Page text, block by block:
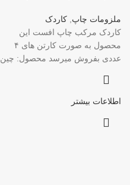
ملزومات چاپ, کاردک
کاردک مرکب چاپ افست این
محصول به صورت کارتن های ۴
عددی بفروش میرسد محصول: چین
اطلاعات بیشتر